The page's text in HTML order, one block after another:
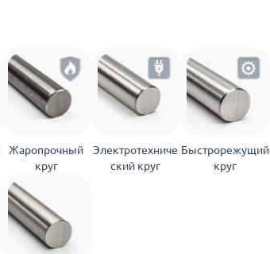
Жаропрочный
круг
Электротехниче
ский круг
Быстрорежущий
круг